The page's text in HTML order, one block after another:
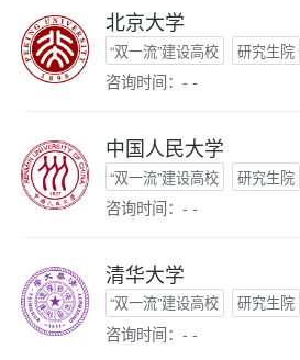
北京大学
“双一流”建设高校 研究生院
咨询时间：- -
中国人民大学
“双一流”建设高校 研究生院
咨询时间：- -
清华大学
“双一流”建设高校 研究生院
咨询时间：- -